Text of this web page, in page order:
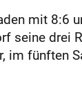
mit 8:6
seine drei
im fünften